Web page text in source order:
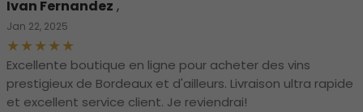
Ivan Fernandez ,
Jan 22, 2025
Excellente boutique en ligne pour acheter des vins
prestigieux de Bordeaux et d'ailleurs. Livraison ultra rapide
et excellent service client. Je reviendrai!